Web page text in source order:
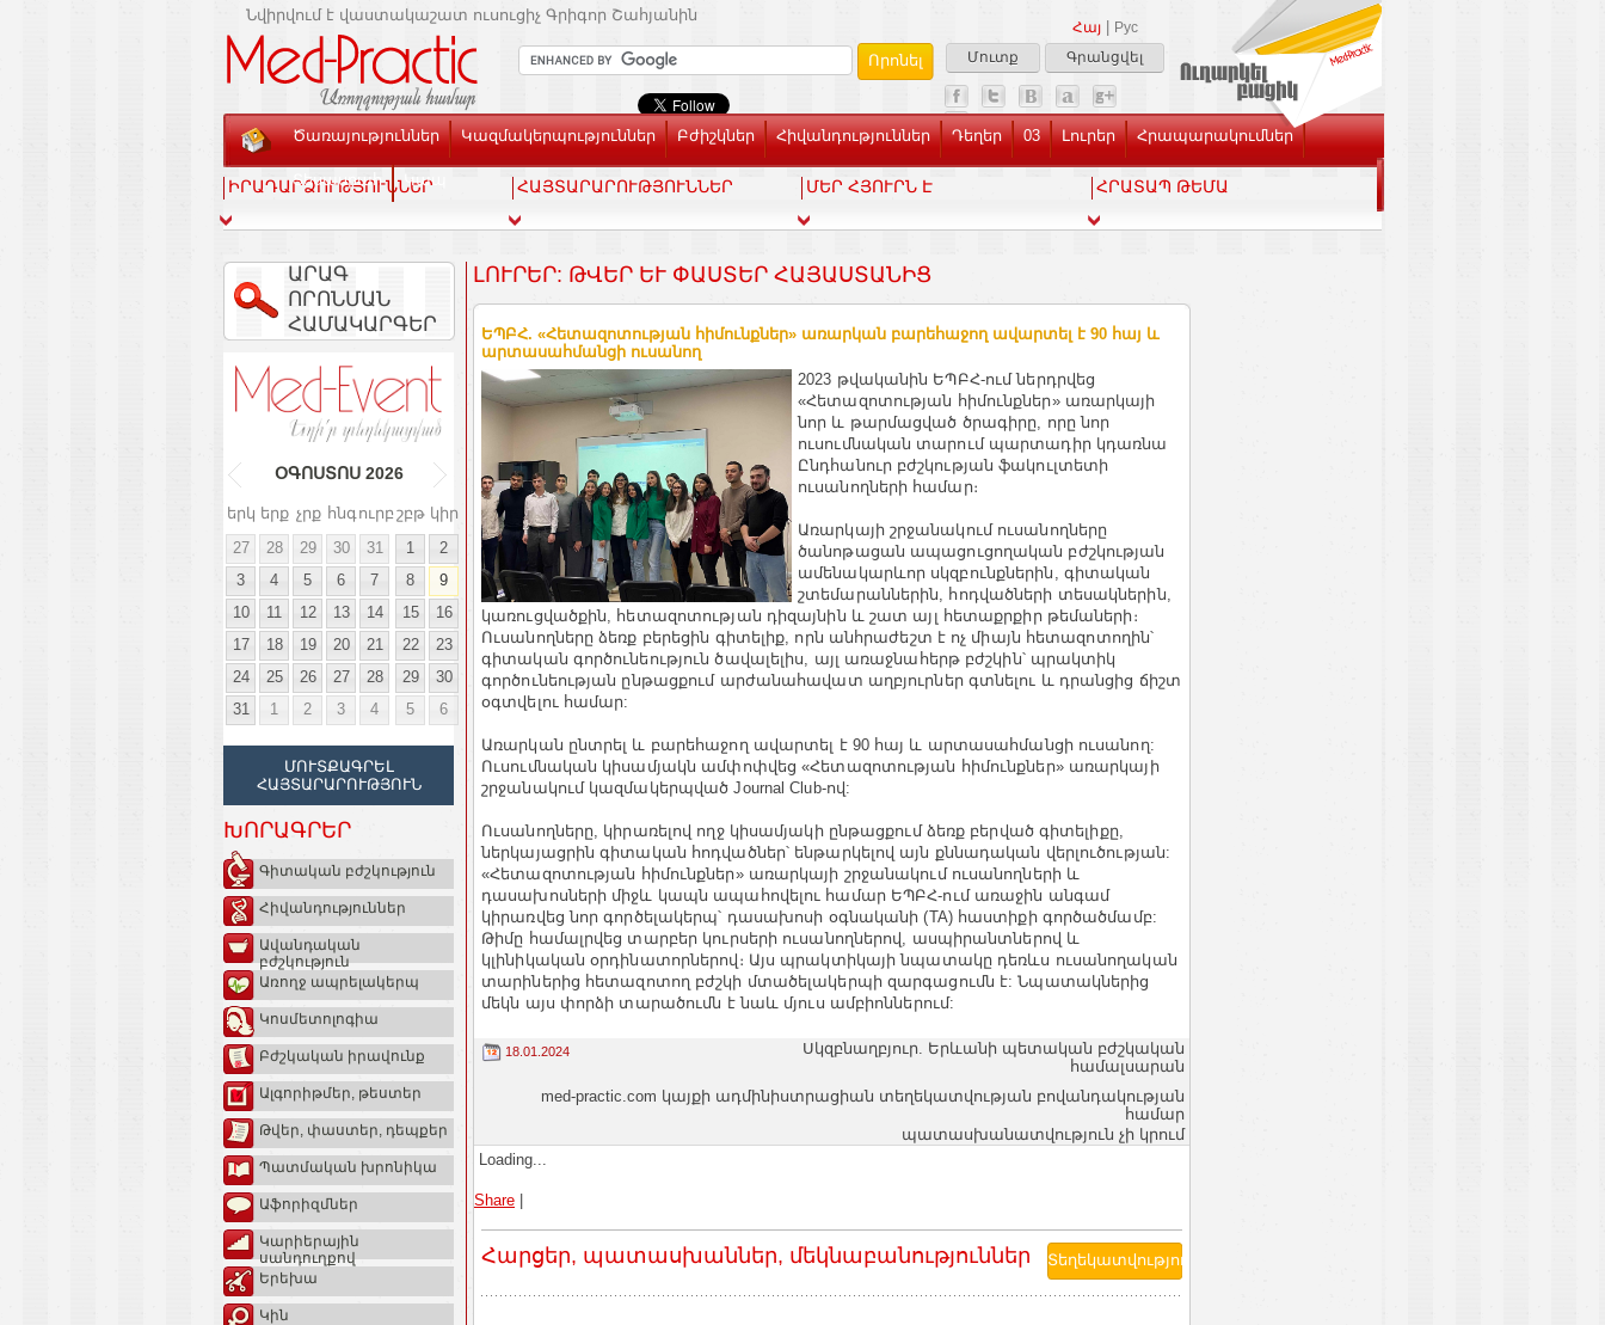
Հայ
Рус
Մուտք
Գրանցվել
Նվիրվում է վաստակաշատ ուսուցիչ Գրիգոր Շահյանին
Ծառայություններ Կազմակերպություններ Բժիշկներ Հիվանդություններ Դեղեր 03 Լուրեր Հրապարակումներ
Տեսասրահ Կապ
ԻՐԱԴԱՐՁՈՒԹՅՈՒՆՆԵՐ ՀԱՅՏԱՐԱՐՈՒԹՅՈՒՆՆԵՐ ՄԵՐ ՀՅՈՒՐՆ Է ՀՐԱՏԱՊ ԹԵՄԱ
ԱՐԱԳ
ՈՐՈՆՄԱՆ
ՀԱՄԱԿԱՐԳԵՐ
ՕԳՈՍՏՈՍ 2026
երկ երք չրք հնգուրբ շբթ կիր
27
28 29 30 31 1
2
3
4 5 6 7 8
9
10
11 12 13 14 15
16
17
18 19 20 21 22
23
24
25 26 27 28 29
30
31
1 2 3 4 5 6
ՄՈՒՏՔԱԳՐԵԼ
ՀԱՅՏԱՐԱՐՈՒԹՅՈՒՆ
ԽՈՐԱԳՐԵՐ
Գիտական բժշկություն
Հիվանդություններ
Ավանդական
բժշկություն
Առողջ ապրելակերպ
Կոսմետոլոգիա
Բժշկական իրավունք
Ալգորիթմեր, թեստեր
Թվեր, փաստեր, դեպքեր
Պատմական խրոնիկա
Աֆորիզմներ
Կարիերային
սանդուղքով
Երեխա
Կին
ԼՈՒՐԵՐ: ԹՎԵՐ ԵՒ ՓԱՍՏԵՐ ՀԱՅԱՍՏԱՆԻՑ
ԵՊԲՀ. «Հետազոտության հիմունքներ» առարկան բարեհաջող ավարտել է 90 հայ և
արտասահմանցի ուսանող
2023 թվականին ԵՊԲՀ-ում ներդրվեց
«Հետազոտության հիմունքներ» առարկայի
նոր և թարմացված ծրագիրը, որը նոր
ուսումնական տարում պարտադիր կդառնա
Ընդհանուր բժշկության ֆակուլտետի
ուսանողների համար։
Առարկայի շրջանակում ուսանողները
ծանոթացան ապացուցողական բժշկության
ամենակարևոր սկզբունքներին, գիտական
շտեմարաններին, հոդվածների տեսակներին,
կառուցվածքին, հետազոտության դիզայնին և շատ այլ հետաքրքիր թեմաների։
Ուսանողները ձեռք բերեցին գիտելիք, որն անհրաժեշտ է ոչ միայն հետազոտողին՝
գիտական գործունեություն ծավալելիս, այլ առաջնահերթ բժշկին՝ պրակտիկ
գործունեության ընթացքում արժանահավատ աղբյուրներ գտնելու և դրանցից ճիշտ
օգտվելու համար:
Առարկան ընտրել և բարեհաջող ավարտել է 90 հայ և արտասահմանցի ուսանող:
Ուսումնական կիսամյակն ամփոփվեց «Հետազոտության հիմունքներ» առարկայի
շրջանակում կազմակերպված Journal Club-ով:
Ուսանողները, կիրառելով ողջ կիսամյակի ընթացքում ձեռք բերված գիտելիքը,
ներկայացրին գիտական հոդվածներ՝ ենթարկելով այն քննադական վերլուծության:
«Հետազոտության հիմունքներ» առարկայի շրջանակում ուսանողների և
դասախոսների միջև կապն ապահովելու համար ԵՊԲՀ-ում առաջին անգամ
կիրառվեց նոր գործելակերպ՝ դասախոսի օգնականի (TA) հաստիքի գործածմամբ:
Թիմը համալրվեց տարբեր կուրսերի ուսանողներով, ասպիրանտներով և
կլինիկական օրդինատորներով։ Այս պրակտիկայի նպատակը դեռևս ուսանողական
տարիներից հետազոտող բժշկի մտածելակերպի զարգացումն է: Նպատակներից
մեկն այս փորձի տարածումն է նաև մյուս ամբիոններում:
18.01.2024
Սկզբնաղբյուր. Երևանի պետական բժշկական
համալսարան
med-practic.com կայքի ադմինիստրացիան տեղեկատվության բովանդակության
համար
պատասխանատվություն չի կրում
Loading...
Share
Հարցեր, պատասխաններ, մեկնաբանություններ